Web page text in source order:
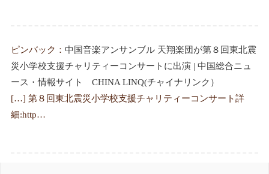
ピンバック： 中国音楽アンサンブル 天翔楽団が第８回東北震
災小学校支援チャリティーコンサートに出演 | 中国総合ニュ
ース・情報サイト CHINA LINQ(チャイナリンク）
[…] 第８回東北震災小学校支援チャリティーコンサート詳
細:http…